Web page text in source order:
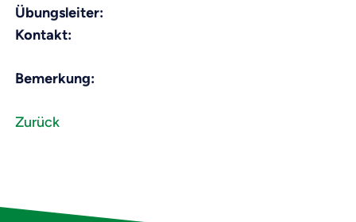
Übungsleiter:
Kontakt:
Bemerkung:
Zurück